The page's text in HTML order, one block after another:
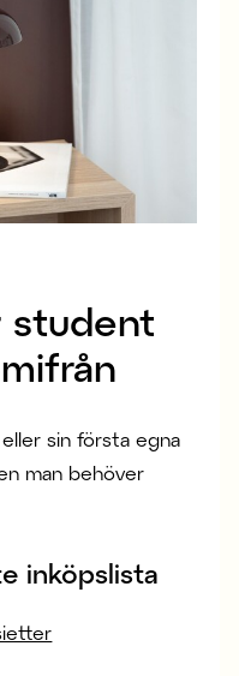
student
sin första egna
man behöver
inköpslista